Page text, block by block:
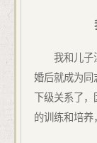
我和儿子
婚后就成为同
下级关系了
的训练和培养